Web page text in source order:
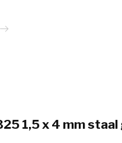
1,5 x 4 mm staal